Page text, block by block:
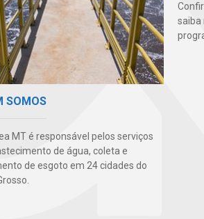
SOMOS
MT é responsável pelos serviços
de água, coleta e
de esgoto em 24 cidades do
saiba